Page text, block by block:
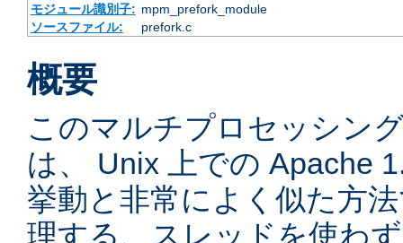
モジュール識別子: mpm_prefork_module
ソースファイル:
prefork.c
概要
このマルチプロセッシン
は、 Unix 上での Apache
挙動と非常によく似た方
理する、スレッドを使わ